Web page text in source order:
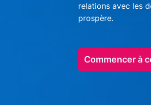
relations avec les
prospère.
Commencer à